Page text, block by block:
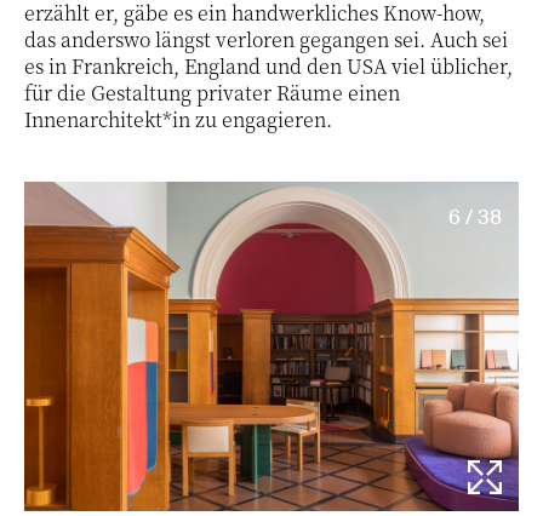
erzählt er, gäbe es ein handwerkliches Know-how,
das anderswo längst verloren gegangen sei. Auch sei
es in Frankreich, England und den USA viel üblicher,
für die Gestaltung privater Räume einen
Innenarchitekt*in zu engagieren.
6 / 38